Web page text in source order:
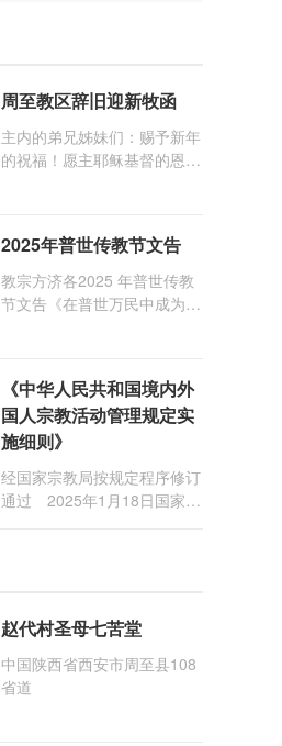
周至教区辞旧迎新牧函
主内的弟兄姊妹们：赐予新年
的祝福！愿主耶稣基督的恩
们，愿临在的救主基督安慰你
们，并圣化你们的生活，作为
祝贺祂诞辰的珍贵礼品。
2025年普世传教节文告
教宗方济各2025 年普世传教
节文告《在普世万民中成为怀
《中华人民共和国境内外
国人宗教活动管理规定实
施细则》
经国家宗教局按规定程序修订
通过 2025年1月18日国家宗
赵代村圣母七苦堂
中国陕西省西安市周至县108
省道